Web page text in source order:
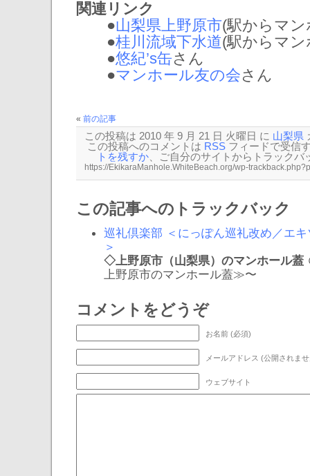
関連リンク
●山梨県上野原市(駅からマン
●桂川流域下水道(駅からマン
●悠紀’s缶さん
●マンホール友の会さん
« 前の記事
この投稿は 2010 年 9 月 21 日 火曜日 に 山梨県
この投稿へのコメントは RSS フィードで受信
トを残すか 、ご自分のサイトから トラックバ
この記事へのトラックバック
巡礼倶楽部 ＜にっぽん巡礼改め／エ
＞
◇上野原市（山梨県）のマンホール蓋
コメントをどうぞ
お名前 (必須)
ウェブサイト